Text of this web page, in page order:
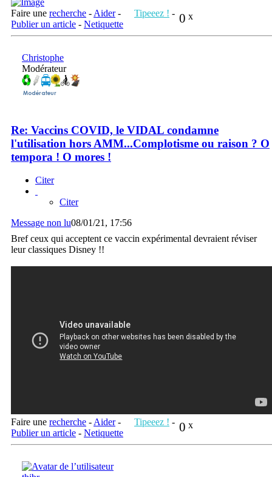
0 x
Faire une recherche - Aider- Tipeeez ! -
Publier un article - Netiquette
Christophe
Modérateur
Re: Vaccins COVID, le VIDAL condamne
l'utilisation hors AMM...Complotisme ou raison ? O
tempora ! O mores !
Citer
Citer
Message non lu08/01/21, 17:56
Bref ceux qui acceptent ce vaccin expérimental devraient réviser
leur classiques Disney !!
0 x
Faire une recherche -Aider- Tipeeez ! -
Publier un article - Netiquette